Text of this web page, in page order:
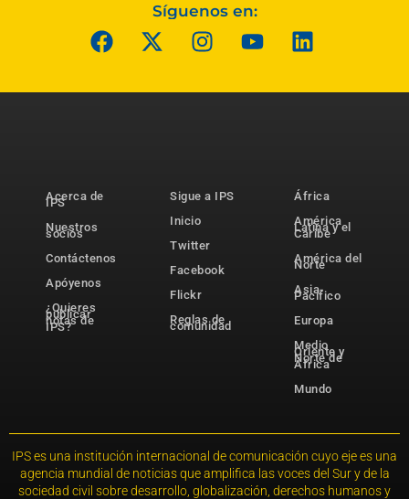
Síguenos en:
Acerca de
IPS
Nuestros
socios
Contáctenos
Apóyenos
¿Quieres
publicar
notas de
IPS?
Sigue a IPS
Inicio
Twitter
Facebook
Flickr
Reglas de
comunidad
África
América
Latina y el
Caribe
América del
Norte
Asia-
Pacífico
Europa
Medio
Oriente y
Norte de
África
Mundo
IPS es una institución internacional de comunicación cuyo eje es una
agencia mundial de noticias que amplifica las voces del Sur y de la
sociedad civil sobre desarrollo, globalización, derechos humanos y